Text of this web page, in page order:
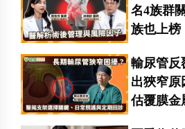
名4族群
族也上榜
輸尿管反
出狹窄
估覆膜金